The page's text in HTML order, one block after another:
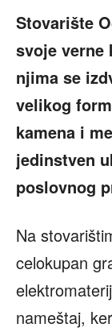
Stovarište
svoje verne
njima se
velikog
kamena i
jedinstven
poslovnog
Na
celokupan
nameštaj,